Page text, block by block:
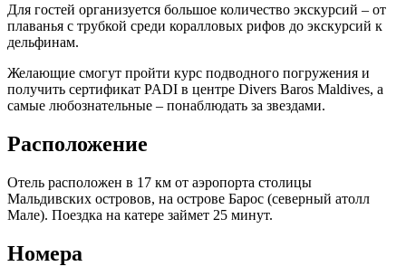
Для гостей организуется большое количество экскурсий – от
плаванья с трубкой среди коралловых рифов до экскурсий к
дельфинам.
Желающие смогут пройти курс подводного погружения и
получить сертификат PADI в центре Divers Baros Maldives, а
самые любознательные – понаблюдать за звездами.
Расположение
Отель расположен в 17 км от аэропорта столицы
Мальдивских островов, на острове Барос (северный атолл
Мале). Поездка на катере займет 25 минут.
Номера